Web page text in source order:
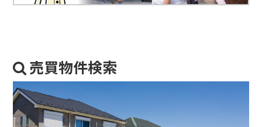
売買物件検索